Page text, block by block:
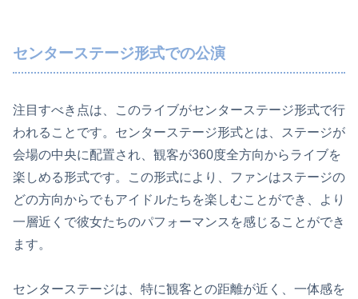
センターステージ形式での公演
注目すべき点は、このライブがセンターステージ形式で行
われることです。センターステージ形式とは、ステージが
会場の中央に配置され、観客が360度全方向からライブを
楽しめる形式です。この形式により、ファンはステージの
どの方向からでもアイドルたちを楽しむことができ、より
一層近くで彼女たちのパフォーマンスを感じることができ
ます。
センターステージは、特に観客との距離が近く、一体感を